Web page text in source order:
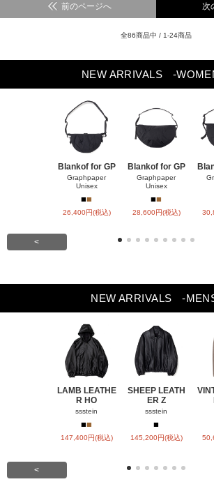
前のページへ 次
全86商品中 / 1-24商品
NEW ARRIVALS -
Blankof for GP
Graphpaper
Unisex
■■
26,400円(税込)
Blankof for GP
Graphpaper
Unisex
■■
28,600円(税込)
<
NEW ARRIVALS -
LAMB LEATHE
R HO
ssstein
■■
147,400円(税込)
SHEEP LEATH
ER Z
ssstein
■
145,200円(税込)
<